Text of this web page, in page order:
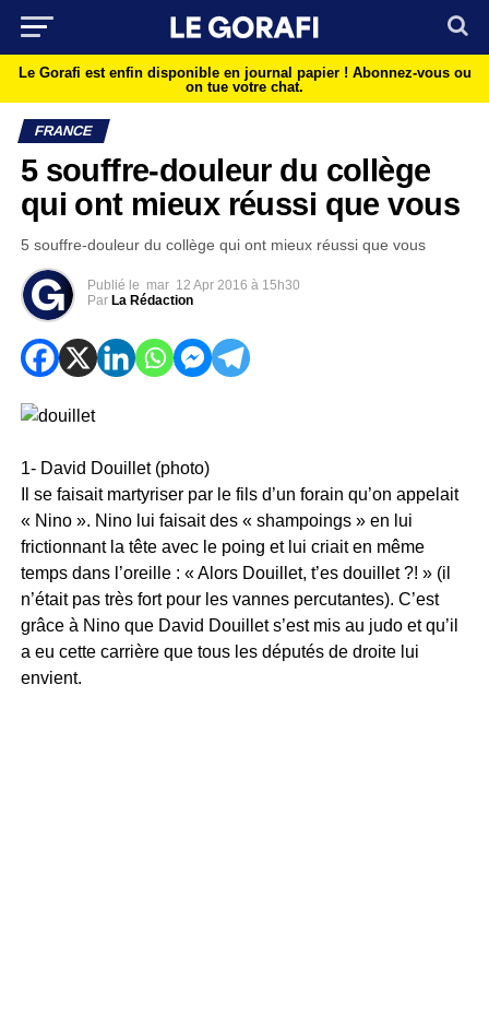
Le Gorafi est enfin disponible en journal papier ! Abonnez-vous ou
on tue votre chat.
FRANCE
5 souffre-douleur du collège
qui ont mieux réussi que vous
5 souffre-douleur du collège qui ont mieux réussi que vous
Publié le mar 12 Apr 2016 à 15h30
Par La Rédaction
1- David Douillet (photo)
Il se faisait martyriser par le fils d’un forain qu’on appelait
« Nino ». Nino lui faisait des « shampoings » en lui
frictionnant la tête avec le poing et lui criait en même
temps dans l’oreille : « Alors Douillet, t’es douillet ?! » (il
n’était pas très fort pour les vannes percutantes). C’est
grâce à Nino que David Douillet s’est mis au judo et qu’il
a eu cette carrière que tous les députés de droite lui
envient.